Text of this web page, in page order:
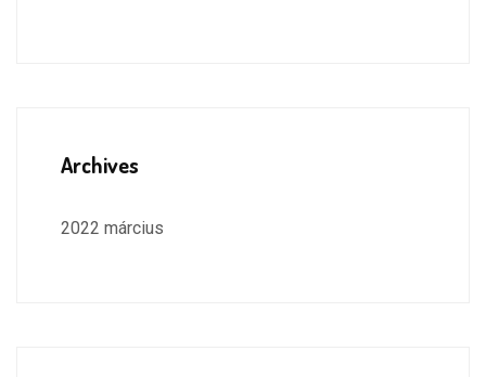
Archives
2022 március